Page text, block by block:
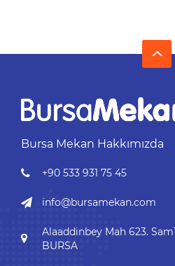
Bursa Mekan Hakkımızda
+90 533 931 75 45
info@bursamekan.com
Alaaddinbey Mah 623.
BURSA